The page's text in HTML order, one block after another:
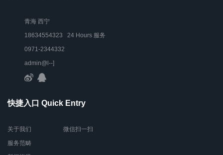
青海 西宁
18634554323 24 Hours 服务
0971-2344332
admin@l--]
快捷入口 Quick Entry
关于我们
服务范畴
微信扫一扫